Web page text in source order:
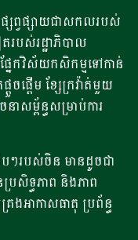
ផ្សព្វផ្សាយជាសកលរបស់
បស់រដ្ឋាភិបាល
នែកវិស័យកសិកម្មទៅកាន់
ចផ្តើម ខ្សែក្រវ៉ាត់មួយ
ាសម្ព័ន្ធសម្រាប់ការ
ើបៗរបស់ចិន​ មានដូចជា
រសិទ្ធភាព និងភាព
រងអាកាសធាតុ ប្រព័ន្ធ